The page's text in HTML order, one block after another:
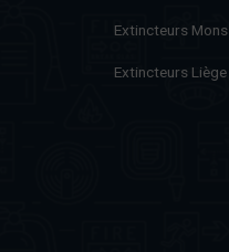
Extincteurs Mons
Extincteurs Liège